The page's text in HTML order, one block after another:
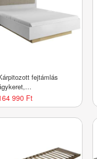
fejtámlás
160x200
fehér - TRENDY -
990 Ft